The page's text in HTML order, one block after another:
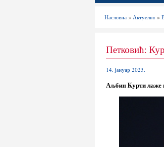
Насловна »Актуелно »
Петковић:
14. јануар 2023.
Аљбин Kурти лаже